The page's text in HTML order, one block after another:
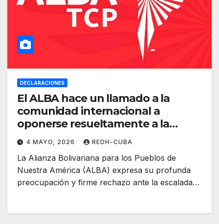
DECLARACIONES
El ALBA hace un llamado a la
comunidad internacional a
oponerse resueltamente a la
amenaza o uso de la fuerza contra
la República de Cuba
4 MAYO, 2026 REDH-CUBA
La Alianza Bolivariana para los Pueblos de
Nuestra América (ALBA) expresa su profunda
preocupación y firme rechazo ante la escalada…